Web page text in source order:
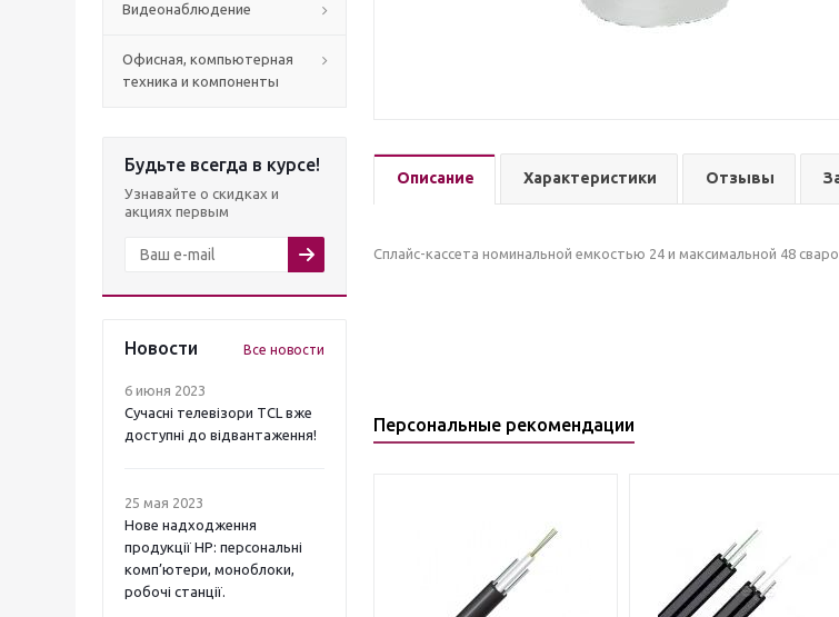
Видеонаблюдение
Офисная, компьютерная
техника и компоненты
Будьте всегда в курсе!
Узнавайте о скидках и
акциях первым
Новости Все новости
6 июня 2023
Сучасні телевізори TCL вже
доступні до відвантаження!
25 мая 2023
Нове надходження
продукції НР: персональні
комп’ютери, моноблоки,
робочі станції.
Описание Характеристики Отзывы
Cплайс-кассета номинальной емкостью 24 и максимальной 48
Персональные рекомендации